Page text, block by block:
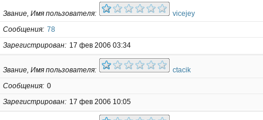
Звание, Имя пользователя
vicejey
Сообщения 78
Зарегистрирован
17 фев 2006 03:34
Звание, Имя пользователя
ctacik
Сообщения 0
Зарегистрирован
17 фев 2006 10:05